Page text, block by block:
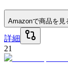
Amazonで商品を見
詳細
21